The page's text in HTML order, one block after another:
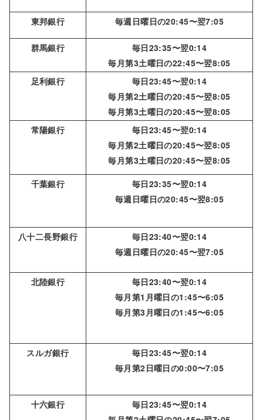
東邦銀行 毎週日曜日の20:45〜翌7:05
群馬銀行
毎日23:35〜翌0:14
毎月第3土曜日の22:45〜翌8:05
足利銀行
毎日23:45〜翌0:14
毎月第2土曜日の20:45〜翌8:05
毎月第3土曜日の20:45〜翌8:05
常陽銀行
毎日23:45〜翌0:14
毎月第2土曜日の20:45〜翌8:05
毎月第3土曜日の20:45〜翌8:05
千葉銀行
毎日23:35〜翌0:14
毎週日曜日の20:45〜翌8:05
八十二長野銀行
毎日23:40〜翌0:14
毎週日曜日の20:45〜翌7:05
北陸銀行
毎日23:40〜翌0:14
毎月第1月曜日の1:45〜6:05
毎月第3月曜日の1:45〜6:05
スルガ銀行
毎日23:45〜翌0:14
毎月第2日曜日の0:00〜7:05
十六銀行
毎日23:45〜翌0:14